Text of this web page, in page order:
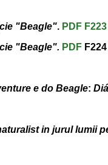
"Beagle". PDF F223
"Beagle". PDF F224
e do Beagle:
in jurul lumii